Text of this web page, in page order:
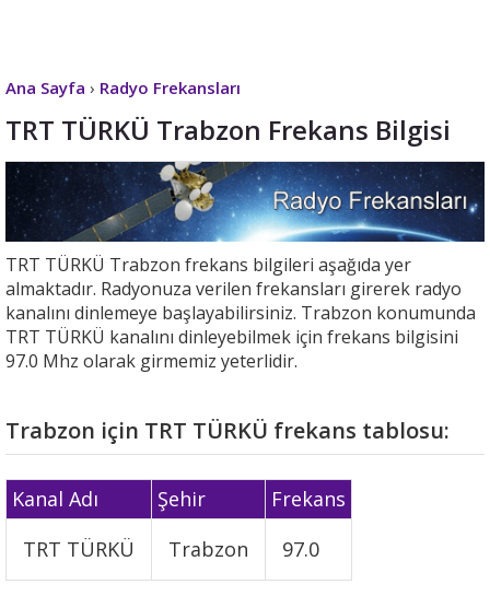
Ana Sayfa › Radyo Frekansları
TRT TÜRKÜ Trabzon Frekans Bilgisi
TRT TÜRKÜ Trabzon frekans bilgileri aşağıda yer
almaktadır. Radyonuza verilen frekansları girerek radyo
kanalını dinlemeye başlayabilirsiniz. Trabzon konumunda
TRT TÜRKÜ kanalını dinleyebilmek için frekans bilgisini
97.0 Mhz olarak girmemiz yeterlidir.
Trabzon için TRT TÜRKÜ frekans tablosu:
Kanal Adı Şehir
Frekans
TRT TÜRKÜ
Trabzon 97.0